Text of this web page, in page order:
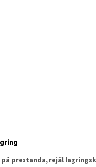
prestanda, rejäl